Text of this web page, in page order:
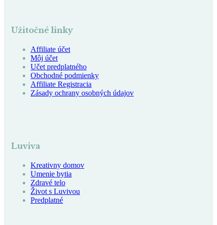
Užitočné linky
Affiliate účet
Môj účet
Učet predplatného
Obchodné podmienky
Affiliate Registracia
Zásady ochrany osobných údajov
Luviva
Kreativny domov
Umenie bytia
Zdravé telo
Život s Luvivou
Predplatné